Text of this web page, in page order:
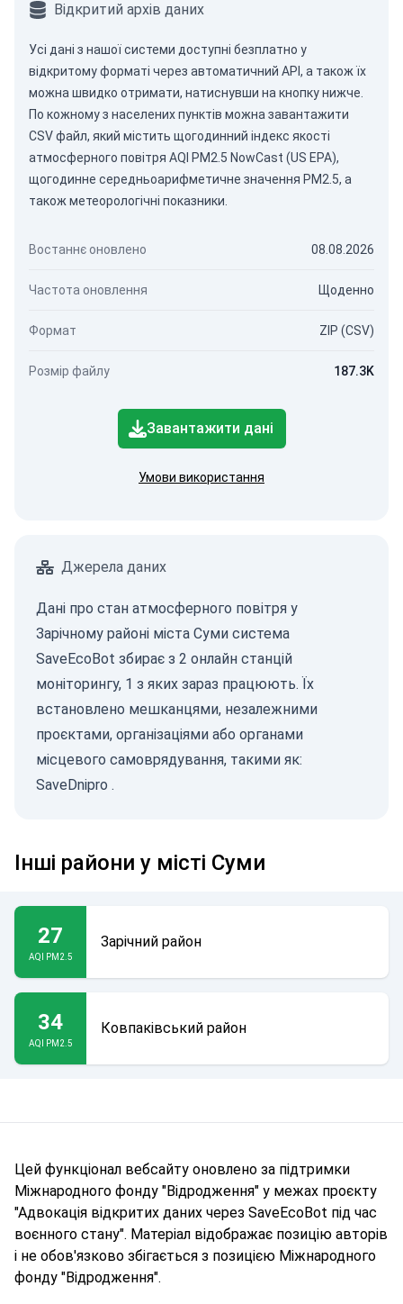
Відкритий архів даних
Усі дані з нашої системи доступні безплатно у
відкритому форматі через автоматичний API , а також їх
можна швидко отримати, натиснувши на кнопку нижче.
По кожному з населених пунктів можна завантажити
CSV файл, який містить щогодинний індекс якості
атмосферного повітря AQI PM2.5 NowCast (US EPA),
щогодинне середньоарифметичне значення PM2.5, а
також метеорологічні показники.
Востаннє оновлено 08.08.2026
Частота оновлення Щоденно
Формат ZIP (CSV)
Розмір файлу 187.3K
Завантажити дані
Умови використання
Джерела даних
Дані про стан атмосферного повітря у
Зарічному районі міста Суми система
SaveEcoBot збирає з 2 онлайн станцій
моніторингу, 1 з яких зараз працюють. Їх
встановлено мешканцями, незалежними
проєктами, організаціями або органами
місцевого самоврядування, такими як:
SaveDnipro .
Інші райони у місті Суми
27
AQI PM2.5
Зарічний район
34
AQI PM2.5
Ковпаківський район
Цей функціонал вебсайту оновлено за підтримки
Міжнародного фонду "Відродження" у межах проєкту
"Адвокація відкритих даних через SaveEcoBot під час
воєнного стану". Матеріал відображає позицію авторів
і не обов'язково збігається з позицією Міжнародного
фонду "Відродження".